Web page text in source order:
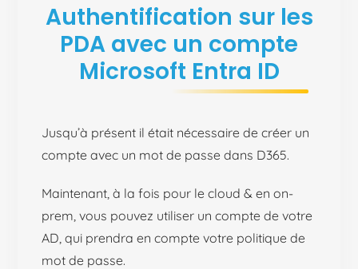
Authentification sur les
PDA avec un compte
Microsoft Entra ID
Jusqu’à présent il était nécessaire de créer un
compte avec un mot de passe dans D365.
Maintenant, à la fois pour le cloud & en on-
prem, vous pouvez utiliser un compte de votre
AD, qui prendra en compte votre politique de
mot de passe.